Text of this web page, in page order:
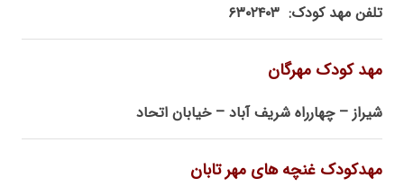
تلفن مهد کودک: ۶۳۰۲۴۰۳
مهد کودک مهرگان
شیراز – چهارراه شریف آباد – خیابان اتحاد
مهدکودک غنچه های مهر تابان